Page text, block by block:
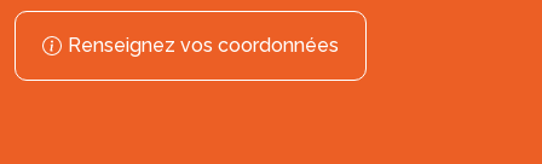
Renseignez vos coordonnées